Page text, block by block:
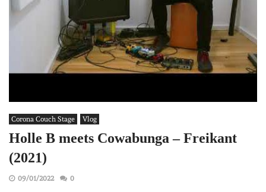
Corona Couch Stage Vlog
Holle B meets Cowabunga – Freikant
(2021)
09/01/2022 0